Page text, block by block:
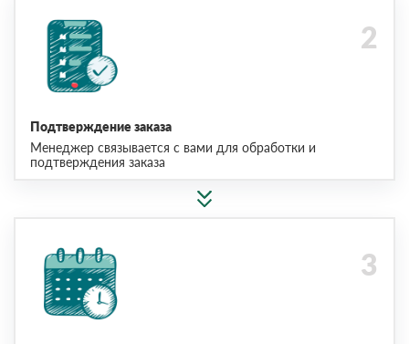
Подтверждение заказа
Менеджер связывается с вами для обработки и
подтверждения заказа